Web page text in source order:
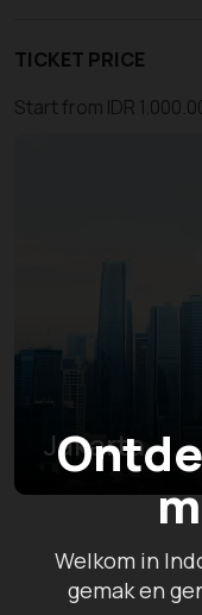
Welkom in
gemak en
TICKET PRICE
Start from IDR
Jakarta